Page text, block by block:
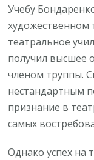
Учебу
художественном
театральное
получил высшее
членом труппы.
нестандартным
признание в
самых
Однако успех на